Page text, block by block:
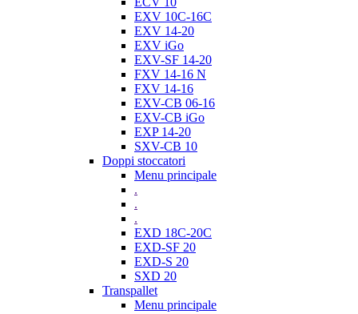
EXV 10C-16C
EXV 14-20
EXV iGo
EXV-SF 14-20
FXV 14-16 N
FXV 14-16
EXV-CB 06-16
EXV-CB iGo
EXP 14-20
SXV-CB 10
Doppi stoccatori
Menu principale
.
.
.
EXD 18C-20C
EXD-SF 20
EXD-S 20
SXD 20
Transpallet
Menu principale